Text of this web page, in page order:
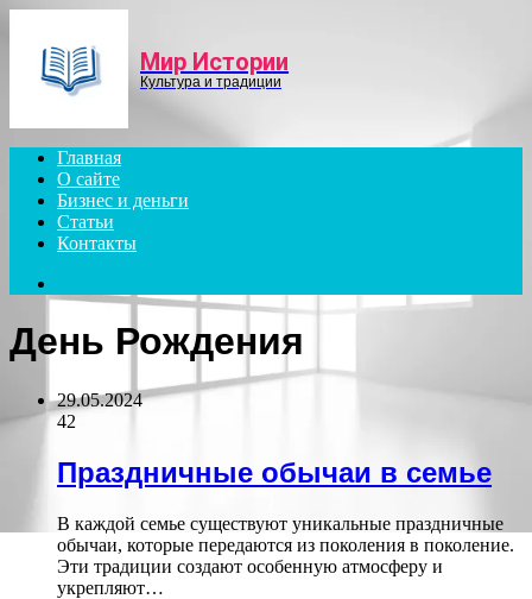
Мир Истории
Культура и традиции
Главная
О сайте
Бизнес и деньги
Статьи
Контакты
for
День Рождения
29.05.2024
42
Праздничные обычаи в семье
В каждой семье существуют уникальные праздничные
обычаи, которые передаются из поколения в поколение.
Эти традиции создают особенную атмосферу и
укрепляют…